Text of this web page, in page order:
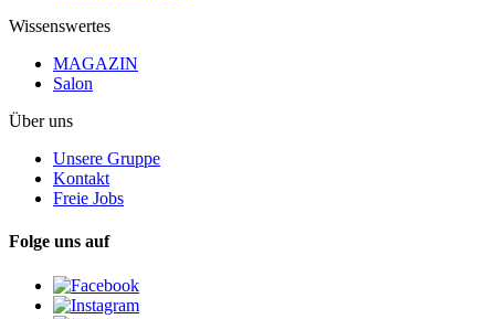
Wissenswertes
MAGAZIN
Salon
Über uns
Unsere Gruppe
Kontakt
Freie Jobs
Folge uns auf